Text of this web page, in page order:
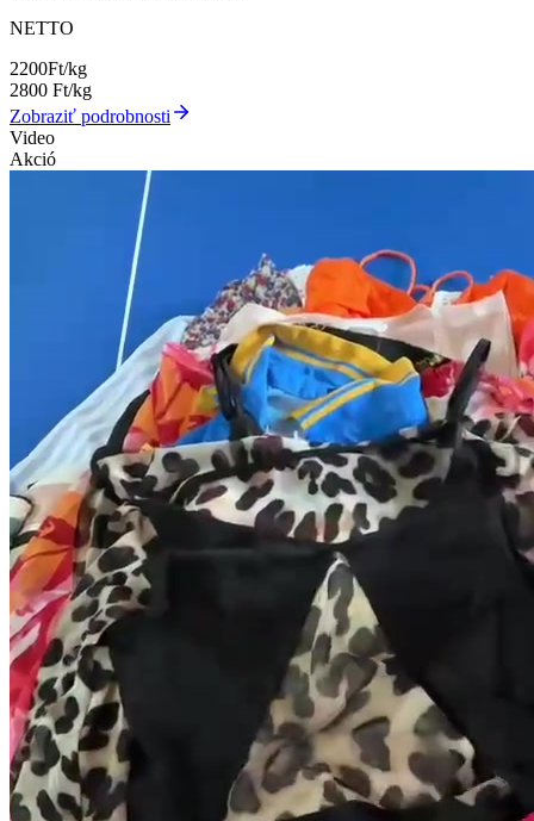
NETTO
2200Ft/kg
2800 Ft/kg
Zobraziť podrobnosti
Video
Akció